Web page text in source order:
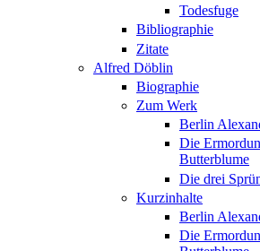
Todesfuge
Bibliographie
Zitate
Alfred Döblin
Biographie
Zum Werk
Berlin
Die
Butterblume
Die drei
Kurzinhalte
Berlin
Die